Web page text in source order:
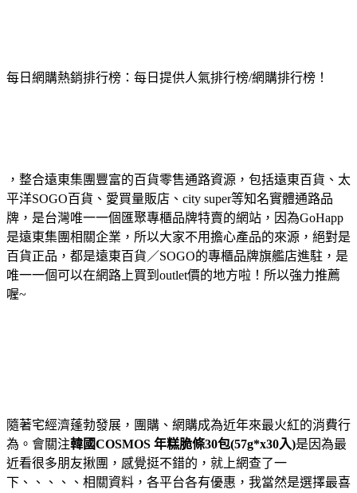
每日網購熱銷排行榜：每日提供人氣排行榜/網購排行榜！
，整合遠東集團豐富的百貨零售通路資源，包括遠東百貨、太
平洋SOGO百貨、愛買量販店、city super等知名實體通路品
牌，是台灣唯一一個匯聚專櫃品牌特賣的網站，因為GoHapp
是遠東集團相關企業，所以大家不用擔心產品的來源，絕對是
百貨正品，都是遠東百貨／SOGO的專櫃品牌旗艦店進駐，是
唯一一個可以在網路上買到outlet價的地方啦！所以強力推薦
喔~
隨著宅經濟蓬勃發展，團購、網購成為近年來最火紅的消費行
為。會關注韓國COSMOS 年糕脆條30包(57g*x30入)是因為最
近看很多朋友揪團，感覺挺不錯的，就上網查了一
下、、、、、相關資料，各平台各有優惠，我當然是選擇最喜